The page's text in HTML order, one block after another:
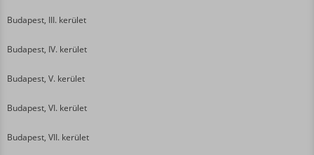
Budapest, III. kerület
Budapest, IV. kerület
Budapest, V. kerület
Budapest, VI. kerület
Budapest, VII. kerület